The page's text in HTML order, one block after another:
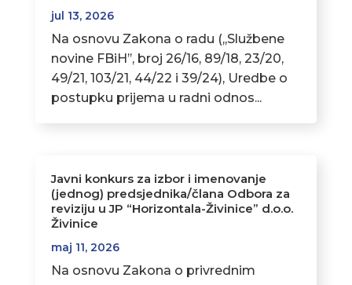
jul 13, 2026
Na osnovu Zakona o radu (,,Službene
novine FBiH’’, broj 26/16, 89/18, 23/20,
49/21, 103/21, 44/22 i 39/24), Uredbe o
postupku prijema u radni odnos...
Javni konkurs za izbor i imenovanje
(jednog) predsjednika/člana Odbora za
reviziju u JP “Horizontala-Živinice” d.o.o.
Živinice
maj 11, 2026
Na osnovu Zakona o privrednim